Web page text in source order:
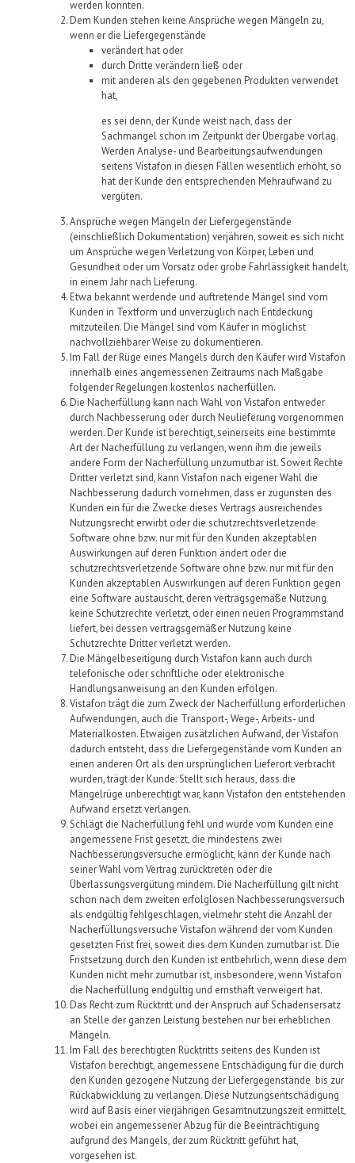
werden konnten.
Dem Kunden stehen keine Ansprüche wegen Mängeln zu,
wenn er die Liefergegenstände
verändert hat oder
durch Dritte verändern ließ oder
mit anderen als den gegebenen Produkten verwendet
hat,
es sei denn, der Kunde weist nach, dass der
Sachmangel schon im Zeitpunkt der Übergabe vorlag.
Werden Analyse- und Bearbeitungsaufwendungen
seitens Vistafon in diesen Fällen wesentlich erhöht, so
hat der Kunde den entsprechenden Mehraufwand zu
vergüten.
Ansprüche wegen Mängeln derLiefergegenstände
(einschließlich Dokumentation) verjähren, soweit es sich nicht
um Ansprüche wegen Verletzung von Körper, Leben und
Gesundheit oder um Vorsatz oder grobe Fahrlässigkeit handelt,
in einem Jahr nach Lieferung.
Etwa bekannt werdende und auftretende Mängel sind vom
Kunden in Textform und unverzüglich nach Entdeckung
mitzuteilen.Die Mängelsind vom Käufer in möglichst
nachvollziehbarer Weise zu dokumentieren.
Im Fall der Rüge eines Mangels durch den Käufer wird Vistafon
innerhalb eines angemessenen Zeitraums nach Maßgabe
folgender Regelungen kostenlos nacherfüllen.
Die Nacherfüllung kann nach Wahlvon Vistafon entweder
durch Nachbesserung oder durch Neulieferung vorgenommen
werden. Der Kunde ist berechtigt, seinerseits eine bestimmte
Art der Nacherfüllung zu verlangen, wenn ihm die jeweils
andere Form der Nacherfüllung unzumutbar ist. Soweit Rechte
Dritter verletzt sind, kann Vistafon nach eigener Wahl die
Nachbesserung dadurch vornehmen, dass er zugunsten des
Kunden ein für die Zwecke dieses Vertrags ausreichendes
Nutzungsrecht erwirbt oder die schutzrechtsverletzende
Software ohne bzw. nur mit für den Kunden akzeptablen
Auswirkungen auf deren Funktion ändert oder die
schutzrechtsverletzende Software ohne bzw. nur mit für den
Kunden akzeptablen Auswirkungen auf deren Funktion gegen
eine Software austauscht, deren vertragsgemäße Nutzung
keine Schutzrechte verletzt, oder einen neuen Programmstand
liefert, bei dessen vertragsgemäßer Nutzung keine
Schutzrechte Dritter verletzt werden.
Die Mängelbeseitigung durch Vistafon kann auch durch
telefonische oder schriftliche oder elektronische
Handlungsanweisung an den Kunden erfolgen.
Vistafon trägt die zum Zweck der Nacherfüllung erforderlichen
Aufwendungen, auch die Transport-, Wege-, Arbeits- und
Materialkosten.Etwaigen zusätzlichen Aufwand, derVistafon
dadurch entsteht, dass die Liefergegenstände vom Kunden an
einen anderen Ort als den ursprünglichen Lieferortverbracht
wurden, trägt der Kunde.Stellt sich heraus, dass die
Mängelrüge unberechtigt war, kann Vistafon den entstehenden
Aufwand ersetzt verlangen.
Schlägt die Nacherfüllung fehl und wurde vom Kunden eine
angemessene Frist gesetzt, die mindestens zwei
Nachbesserungsversuche ermöglicht, kann der Kunde nach
seiner Wahl vom Vertrag zurücktreten oder die
Überlassungsvergütung mindern. Die Nacherfüllung gilt nicht
schon nach dem zweiten erfolglosen Nachbesserungsversuch
als endgültig fehlgeschlagen, vielmehr steht die Anzahl der
Nacherfüllungsversuche Vistafon während der vom Kunden
gesetzten Frist frei, soweit dies dem Kunden zumutbar ist.Die
Fristsetzung durch den Kunden ist entbehrlich, wenn diese dem
Kunden nicht mehr zumutbar ist, insbesondere, wenn Vistafon
die Nacherfüllung endgültig und ernsthaft verweigert hat.
Das Recht zum Rücktritt und der Anspruch auf Schadensersatz
an Stelle der ganzen Leistung bestehen nur bei erheblichen
Mängeln.
Im Fall des berechtigten Rücktritts seitens des Kunden ist
Vistafon berechtigt, angemessene Entschädigung für die durch
den Kunden gezogene Nutzung derLiefergegenstände bis zur
Rückabwicklung zu verlangen. Diese Nutzungsentschädigung
wird auf Basis einer vierjährigen Gesamtnutzungszeit ermittelt,
wobei ein angemessener Abzug für die Beeinträchtigung
aufgrund des Mangels, der zum Rücktritt geführt hat,
vorgesehen ist.